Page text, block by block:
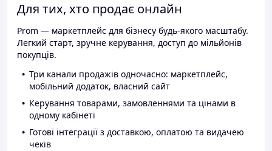
Для тих, хто продає онлайн
Prom — маркетплейс для бізнесу будь-якого масштабу.
Легкий старт, зручне керування, доступ до мільйонів
покупців.
Три канали продажів одночасно: маркетплейс,
мобільний додаток, власний сайт
Керування товарами, замовленнями та цінами в
одному кабінеті
Готові інтеграції з доставкою, оплатою та видачею
чеків